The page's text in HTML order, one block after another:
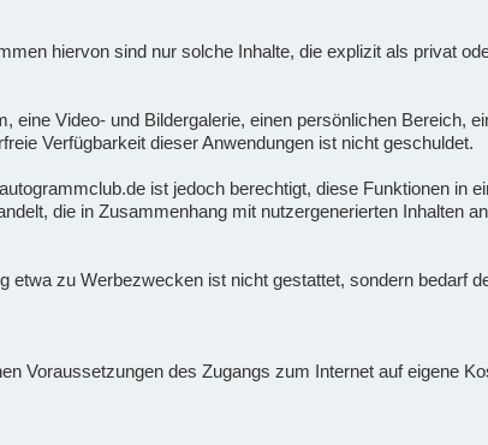
hiervon sind nur solche Inhalte, die explizit als privat
Video- und Bildergalerie, einen persönlichen Bereich,
Verfügbarkeit dieser Anwendungen ist nicht geschuldet.
ist jedoch berechtigt, diese Funktionen in
die in Zusammenhang mit nutzergenerierten Inhalten
zu Werbezwecken ist nicht gestattet, sondern bedarf
Voraussetzungen des Zugangs zum Internet auf eigene